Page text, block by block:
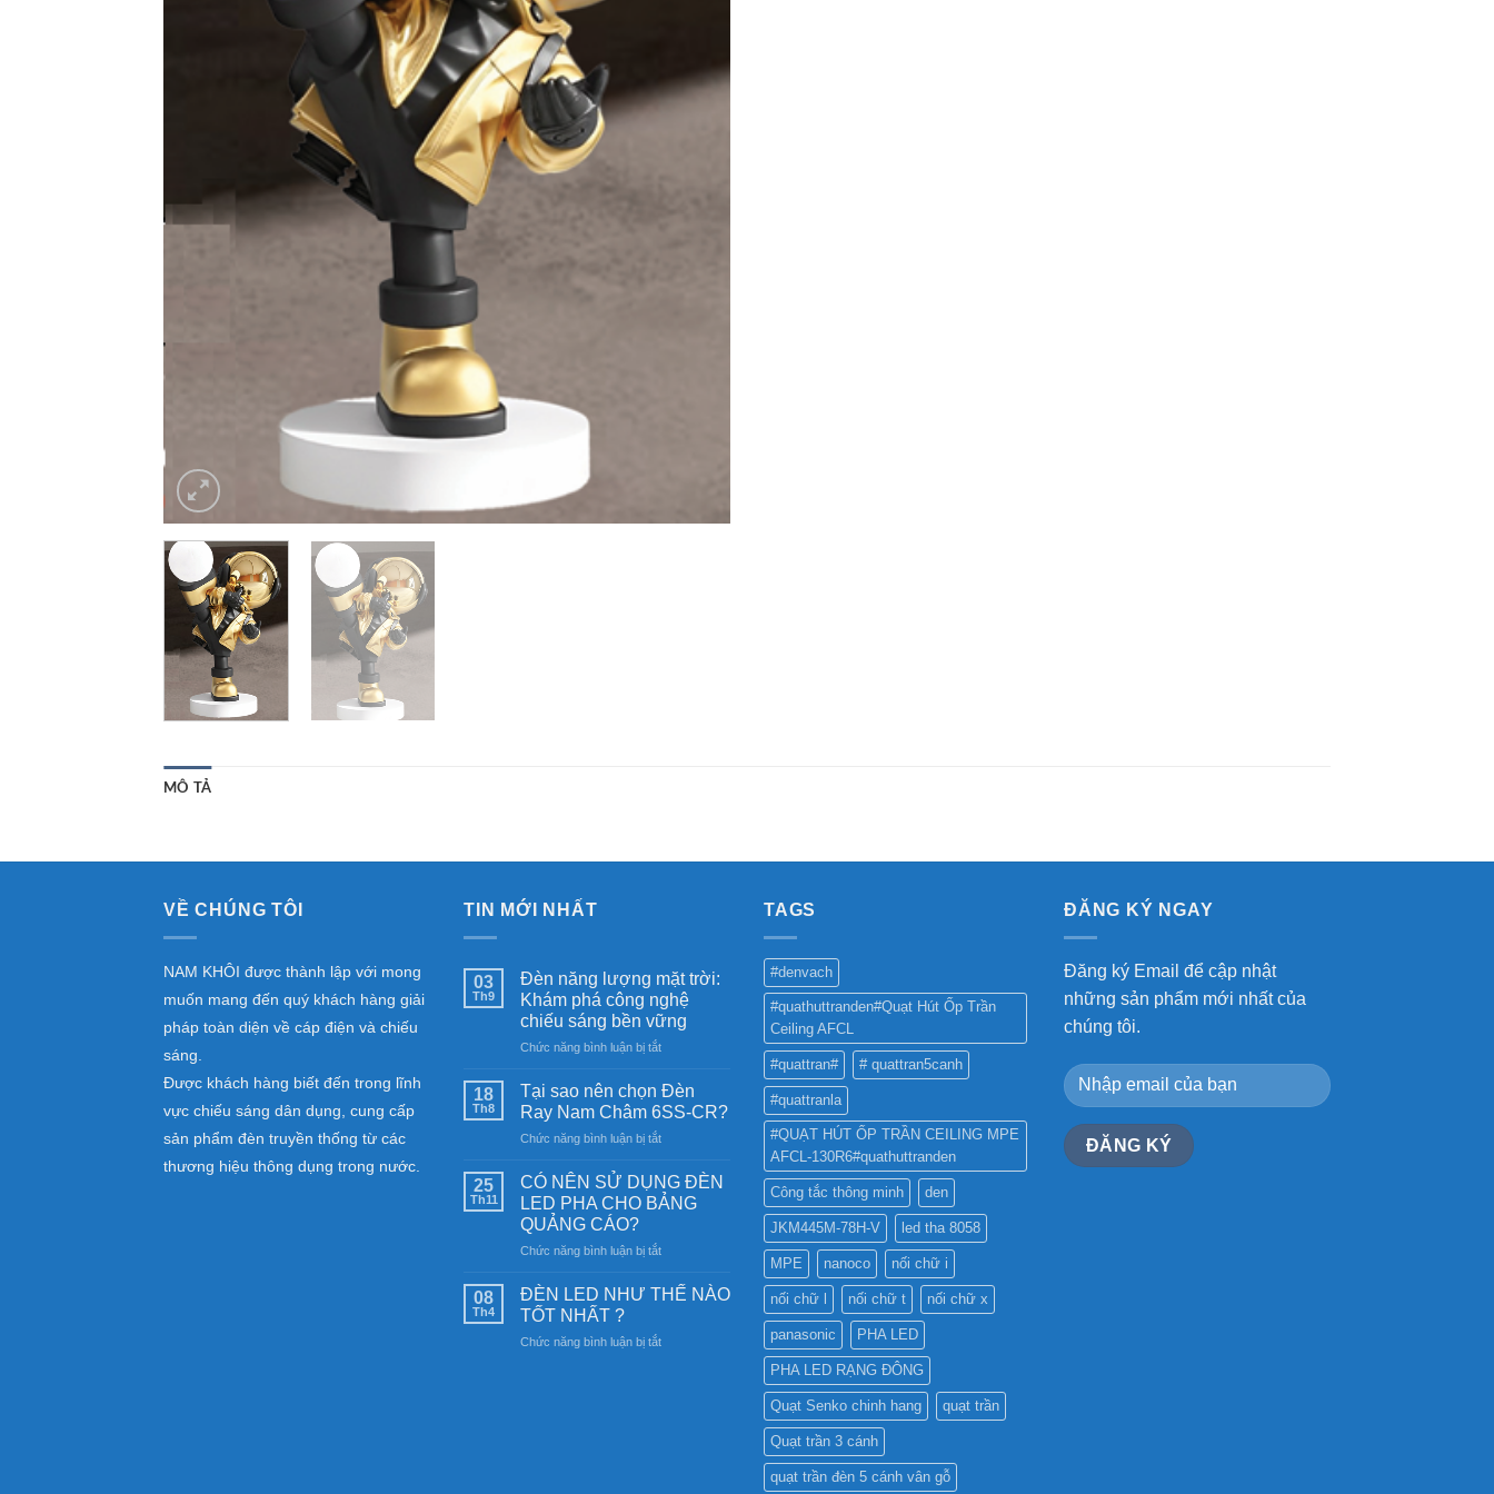
MÔ TẢ
VỀ CHÚNG TÔI
NAM KHÔI được thành lập với mong
muốn mang đến quý khách hàng giải
pháp toàn diện về cáp điện và chiếu
sáng.
Được khách hàng biết đến trong lĩnh
vực chiếu sáng dân dụng, cung cấp
sản phẩm đèn truyền thống từ các
thương hiệu thông dụng trong nước.
TIN MỚI NHẤT
03
Th9
Đèn năng lượng mặt trời:
Khám phá công nghệ
chiếu sáng bền vững
Chức năng bình luận bị tắtở
năng
lượng
mặt
trời:
phá
công
sáng
vững
18
Th8
Tại sao nên chọn Đèn
Ray Nam Châm 6SS-CR?
Chức năng bình luận bị tắtở
sao
nên
chọn
Ray
Châm
25
Th11
CÓ NÊN SỬ DỤNG ĐÈN
LED PHA CHO BẢNG
QUẢNG CÁO?
Chức năng bình luận bị tắtở
NÊN
ĐÈN
08
Th4
ĐÈN LED NHƯ THẾ NÀO
TỐT NHẤT ?
Chức năng bình luận bị tắtở
TAGS
#denvach
#quathuttranden#Quạt Hút Ốp Trần
Ceiling AFCL
#quattran# # quattran5canh
#quattranla
#QUẠT HÚT ỐP TRẦN CEILING MPE
AFCL-130R6#quathuttranden
Công tắc thông minh den
JKM445M-78H-V led tha 8058
MPE nanoco nối chữ i
nối chữ l nối chữ t nối chữ x
panasonic PHA LED
PHA LED RẠNG ĐÔNG
Quạt Senko chinh hang quạt trần
Quạt trần 3 cánh
quạt trần đèn 5 cánh vân gỗ
ĐĂNG KÝ NGAY
Đăng ký Email để cập nhật
những sản phẩm mới nhất của
chúng tôi.